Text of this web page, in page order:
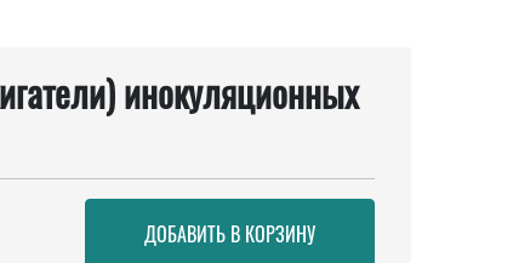
инокуляционных